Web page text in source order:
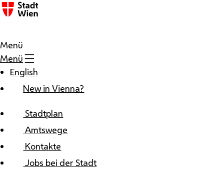
Zum Inhalt
Menü
Menü
English
New in Vienna?
Stadtplan
Amtswege
Kontakte
Jobs bei der Stadt